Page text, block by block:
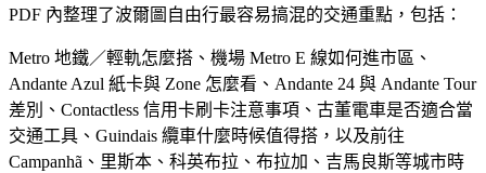
PDF 內整理了波爾圖自由行最容易搞混的交通重點，包括：
Metro 地鐵／輕軌怎麼搭、機場 Metro E 線如何進市區、
Andante Azul 紙卡與 Zone 怎麼看、Andante 24 與 Andante Tour
差別、Contactless 信用卡刷卡注意事項、古董電車是否適合當
交通工具、Guindais 纜車什麼時候值得搭，以及前往
Campanhã、里斯本、科英布拉、布拉加、吉馬良斯等城市時